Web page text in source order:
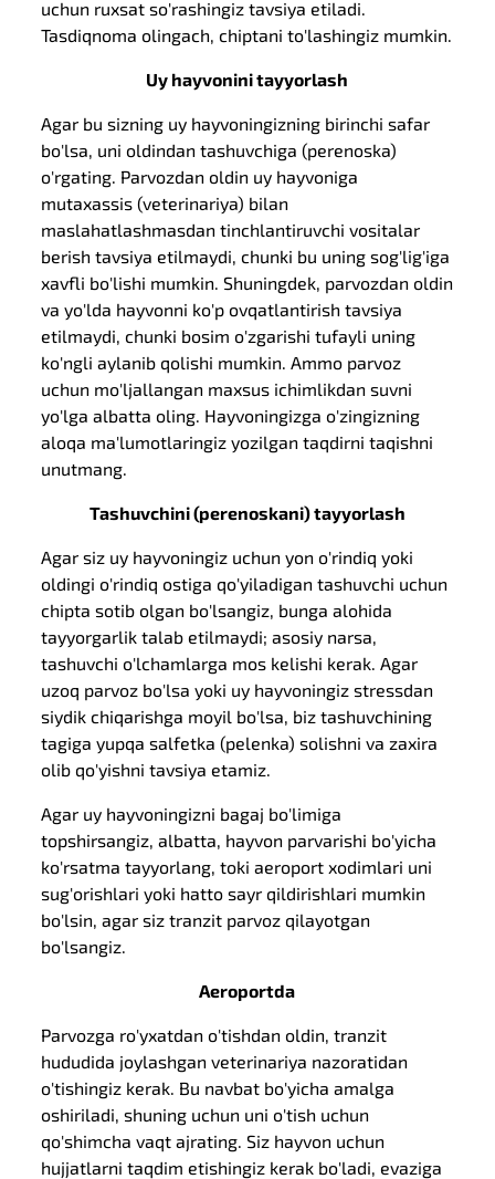
uchun ruxsat so'rashingiz tavsiya etiladi.
Tasdiqnoma olingach, chiptani to'lashingiz mumkin.
Uy hayvonini tayyorlash
Agar bu sizning uy hayvoningizning birinchi safar
bo'lsa, uni oldindan tashuvchiga (perenoska)
o'rgating. Parvozdan oldin uy hayvoniga
mutaxassis (veterinariya) bilan
maslahatlashmasdan tinchlantiruvchi vositalar
berish tavsiya etilmaydi, chunki bu uning sog'lig'iga
xavfli bo'lishi mumkin. Shuningdek, parvozdan oldin
va yo'lda hayvonni ko'p ovqatlantirish tavsiya
etilmaydi, chunki bosim o'zgarishi tufayli uning
ko'ngli aylanib qolishi mumkin. Ammo parvoz
uchun mo'ljallangan maxsus ichimlikdan suvni
yo'lga albatta oling. Hayvoningizga o'zingizning
aloqa ma'lumotlaringiz yozilgan taqdirni taqishni
unutmang.
Tashuvchini (perenoskani) tayyorlash
Agar siz uy hayvoningiz uchun yon o'rindiq yoki
oldingi o'rindiq ostiga qo'yiladigan tashuvchi uchun
chipta sotib olgan bo'lsangiz, bunga alohida
tayyorgarlik talab etilmaydi; asosiy narsa,
tashuvchi o'lchamlarga mos kelishi kerak. Agar
uzoq parvoz bo'lsa yoki uy hayvoningiz stressdan
siydik chiqarishga moyil bo'lsa, biz tashuvchining
tagiga yupqa salfetka (pelenka) solishni va zaxira
olib qo'yishni tavsiya etamiz.
Agar uy hayvoningizni bagaj bo'limiga
topshirsangiz, albatta, hayvon parvarishi bo'yicha
ko'rsatma tayyorlang, toki aeroport xodimlari uni
sug'orishlari yoki hatto sayr qildirishlari mumkin
bo'lsin, agar siz tranzit parvoz qilayotgan
bo'lsangiz.
Aeroportda
Parvozga ro'yxatdan o'tishdan oldin, tranzit
hududida joylashgan veterinariya nazoratidan
o'tishingiz kerak. Bu navbat bo'yicha amalga
oshiriladi, shuning uchun uni o'tish uchun
qo'shimcha vaqt ajrating. Siz hayvon uchun
hujjatlarni taqdim etishingiz kerak bo'ladi, evaziga